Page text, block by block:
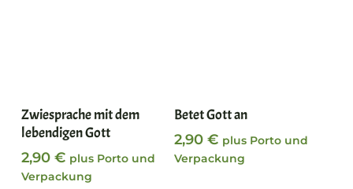
In den Warenkorb
Zwiesprache mit dem
lebendigen Gott
2,90 € plus Porto und
Verpackung
In den Warenkorb
Betet Gott an
2,90€ plus Porto und
Verpackung